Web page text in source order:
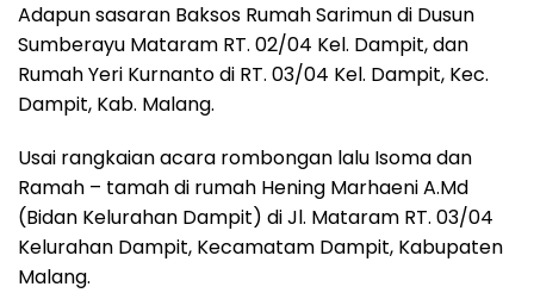
Adapun sasaran Baksos Rumah Sarimun di Dusun
Sumberayu Mataram RT. 02/04 Kel. Dampit, dan
Rumah Yeri Kurnanto di RT. 03/04 Kel. Dampit, Kec.
Dampit, Kab. Malang.
Usai rangkaian acara rombongan lalu Isoma dan
Ramah – tamah di rumah Hening Marhaeni A.Md
(Bidan Kelurahan Dampit) di Jl. Mataram RT. 03/04
Kelurahan Dampit, Kecamatam Dampit, Kabupaten
Malang.